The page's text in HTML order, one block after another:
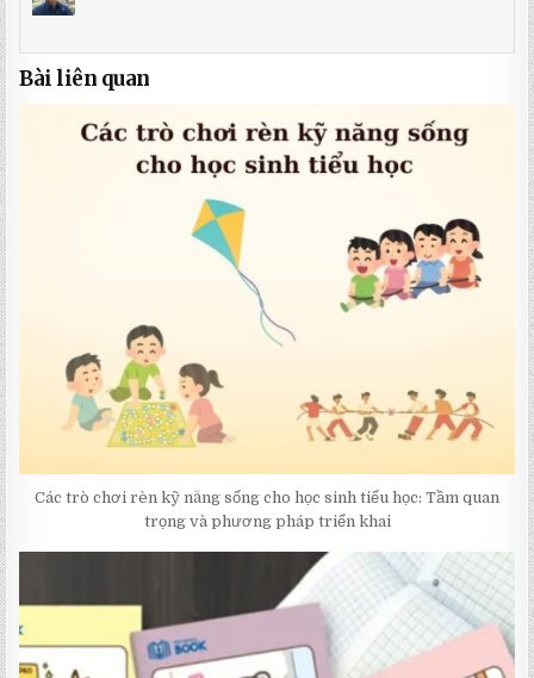
Bài liên quan
Các trò chơi rèn kỹ năng sống cho học sinh tiểu học: Tầm quan
trọng và phương pháp triển khai